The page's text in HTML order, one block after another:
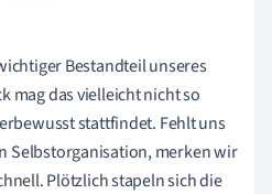
Bestandteil unseres
mag das vielleicht nicht so
stattfindet. Fehlt uns
Selbstorganisation, merken wir
Plötzlich stapeln sich die